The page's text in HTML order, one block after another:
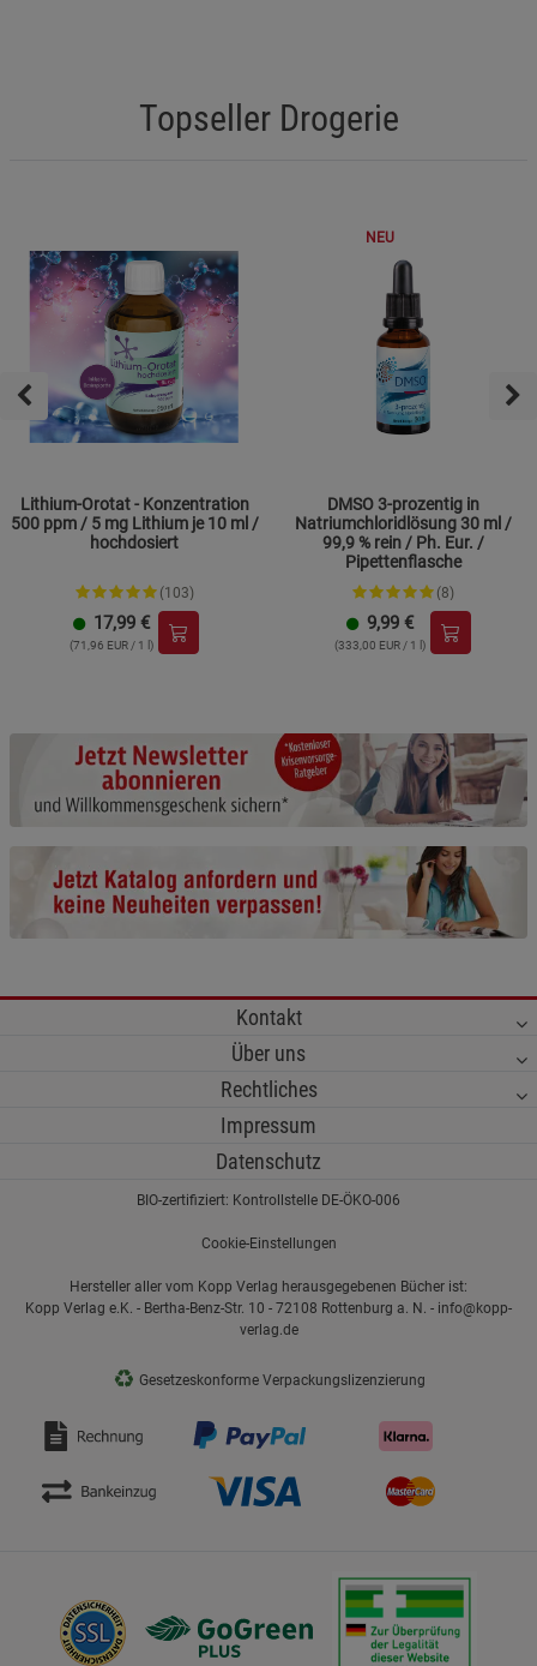
Topseller Drogerie
Lithium-Orotat - Konzentration
500 ppm / 5 mg Lithium je 10 ml /
hochdosiert
(103)
17,99 €
(71,96 EUR / 1 l)
NEU
DMSO 3-prozentig in
Natriumchloridlösung 30 ml /
99,9 % rein / Ph. Eur. /
Pipettenflasche
(8)
9,99 €
(333,00 EUR / 1 l)
Kontakt
Über uns
Rechtliches
Impressum
Datenschutz
BIO-zertifiziert: Kontrollstelle DE-ÖKO-006
Cookie-Einstellungen
Hersteller aller vom Kopp Verlag herausgegebenen Bücher ist:
Kopp Verlag e.K. - Bertha-Benz-Str. 10 - 72108 Rottenburg a. N. - info@kopp-
verlag.de
♻ Gesetzeskonforme Verpackungslizenzierung